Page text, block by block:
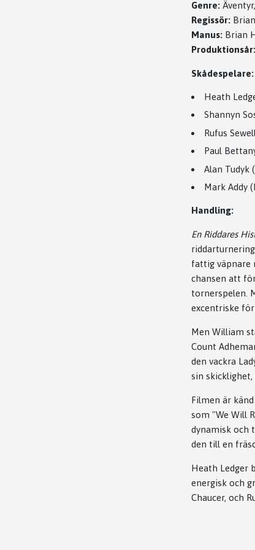
Genre:
Regissör:
Manus: Brian
Produktionsår:
Skådespelare:
Heath
Shannyn
Rufus
Paul
Alan Tudyk
Mark Addy
Handling:
En Riddares
fattig väpnare
chansen att
tornerspelen.
excentriske
Men William
Count
den vackra
sin
Filmen är
som "We Will
dynamisk och
den till en
Heath Ledger
energisk och
Chaucer, och